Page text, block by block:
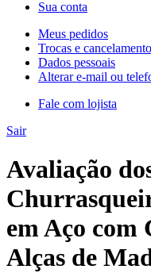
Sua conta
Meus pedidos
Trocas e
Dados pessoais
Alterar e-mail ou
Fale com lojista
Sair
Avaliação
em Aço com
Alças de